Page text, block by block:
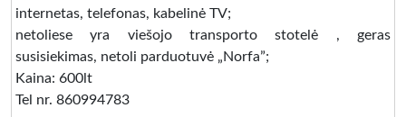
internetas, telefonas, kabelinė TV;
netoliese yra viešojo transporto stotelė , geras
susisiekimas, netoli parduotuvė „Norfa”;
Kaina: 600lt
Tel nr. 860994783